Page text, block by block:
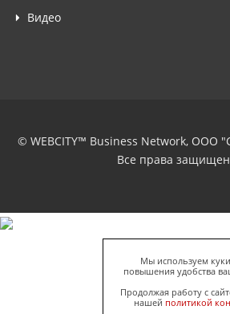
Видео
© WEBCITY™ Business Network, ООО
Все права
Мы используем
повышения удобства
Продолжая работу с
нашей политикой